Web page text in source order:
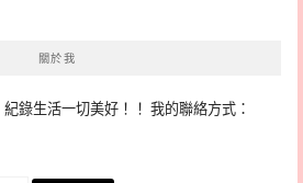
關於我
錄生活一切美好！！ 我的聯絡方式：